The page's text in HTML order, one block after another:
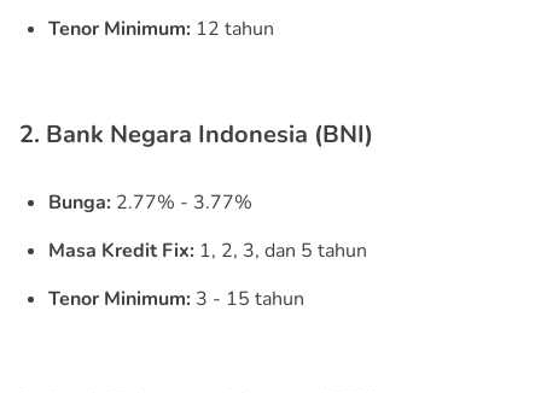
Tenor Minimum: 12 tahun
2. Bank Negara Indonesia (BNI)
Bunga: 2.77% - 3.77%
Masa Kredit Fix: 1, 2, 3, dan 5 tahun
Tenor Minimum: 3 - 15 tahun